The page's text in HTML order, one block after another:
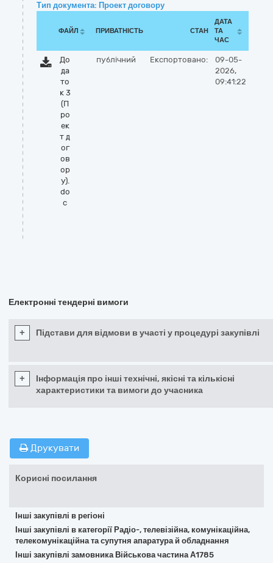
Тип документа: Проект договору
ФАЙЛ ПРИВАТНІСТЬ СТАН
ДАТА
ТА
ЧАС
До
да
то
к 3
(П
ро
ек
т д
ог
ов
ор
у).
do
c
публічний Експортовано:
09-05-
2026,
09:41:22
Електронні тендерні вимоги
+ Підстави для відмови в участі у процедурі закупівлі
+
Інформація про інші технічні, якісні та кількісні
характеристики та вимоги до учасника
Друкувати
Корисні посилання
Інші закупівлі в регіоні
Інші закупівлі в категорії Радіо-, телевізійна, комунікаційна,
телекомунікаційна та супутня апаратура й обладнання
Інші закупівлі замовника Військова частина А1785